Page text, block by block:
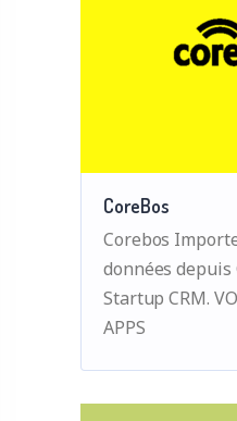
CoreBos
Corebos
données depuis
Startup CRM.
APPS